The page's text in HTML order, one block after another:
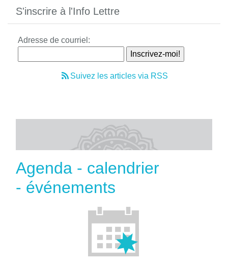
S'inscrire à l'Info Lettre
Adresse de courriel:
Suivez les articles via RSS
Agenda - calendrier
- événements